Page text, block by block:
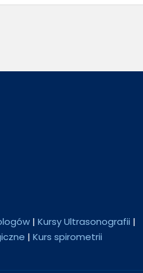
| Kursy Ultrasonografii |
| Kurs spirometrii